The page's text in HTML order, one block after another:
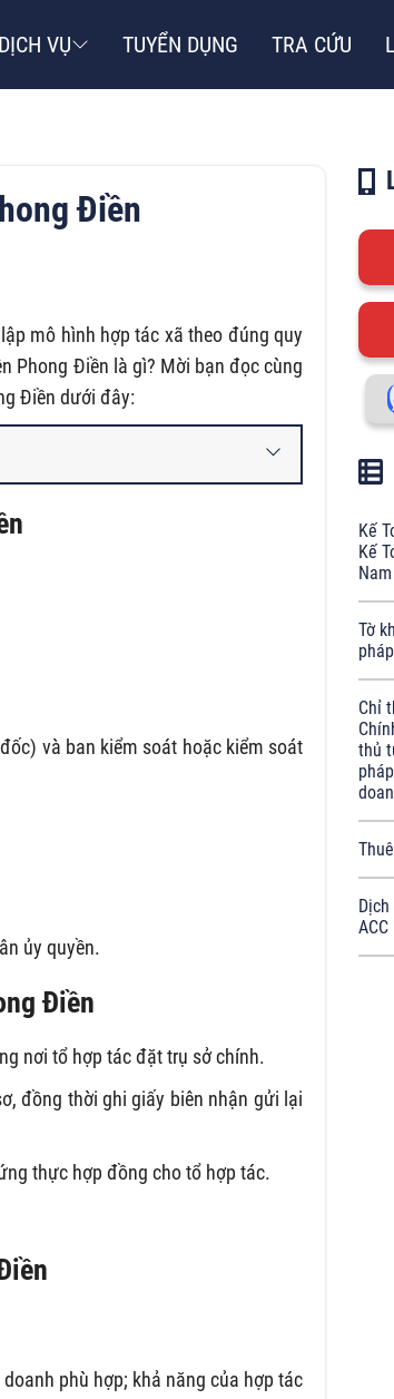
DỊCH VỤ TUYỂN DỤNG TRA CỨU
Điền
mô hình hợp tác xã theo đúng quy
Phong Điền là gì? Mời bạn đọc cùng
Điền dưới đây:
và ban kiểm soát hoặc kiểm soát
ủy quyền.
Điền
nơi tổ hợp tác đặt trụ sở chính.
đồng thời ghi giấy biên nhận gửi lại
thực hợp đồng cho tổ hợp tác.
phù hợp; khả năng của hợp tác
Kế
Kế
Nam
Tờ
Chỉ
thủ
ACC